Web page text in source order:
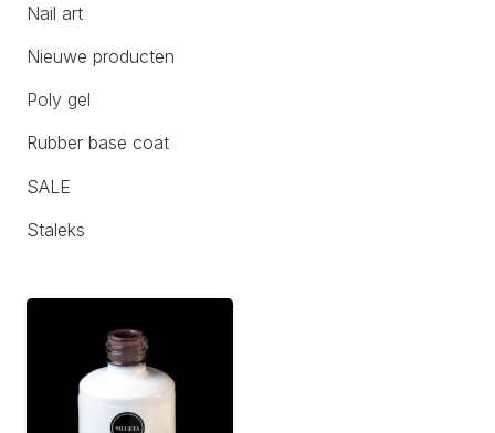
Nail art
Nieuwe producten
Poly gel
Rubber base coat
SALE
Staleks